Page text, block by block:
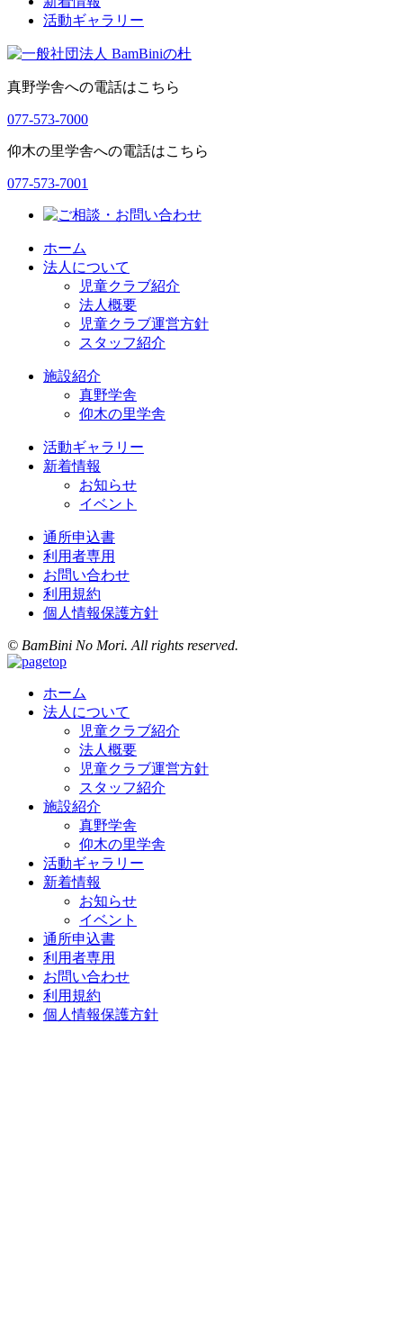
シ
ョ
ン
活動ギャラリー
真野学舎への電話はこちら
077-573-7000
仰木の里学舎への電話はこちら
077-573-7001
ホーム
法人について
児童クラブ紹介
法人概要
児童クラブ運営方針
スタッフ紹介
施設紹介
真野学舎
仰木の里学舎
活動ギャラリー
新着情報
お知らせ
イベント
通所申込書
利用者専用
お問い合わせ
利用規約
個人情報保護方針
© BamBini No Mori. All rights reserved.
ホーム
法人について
児童クラブ紹介
法人概要
児童クラブ運営方針
スタッフ紹介
施設紹介
真野学舎
仰木の里学舎
活動ギャラリー
新着情報
お知らせ
イベント
通所申込書
利用者専用
お問い合わせ
利用規約
個人情報保護方針